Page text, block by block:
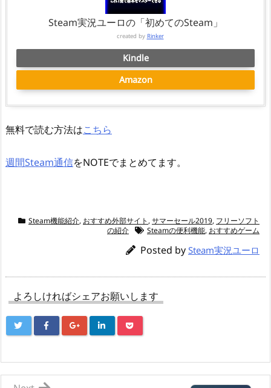
Steam実況ユーロの「初めてのSteam」
created by Rinker
Kindle
Amazon
無料で読む方法はこちら
週間Steam通信をNOTEでまとめてます。
Steam機能紹介, おすすめ外部サイト ,サマーセール2019, フリーソフト
の紹介
Steamの便利機能, おすすめゲーム
Posted by Steam実況ユーロ
よろしければシェアお願いします